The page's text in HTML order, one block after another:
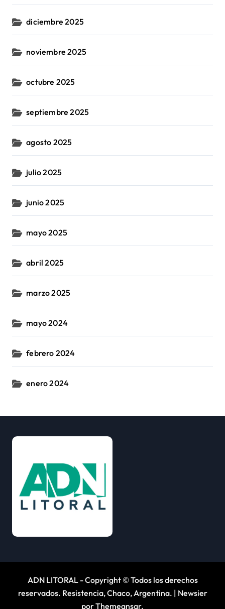
diciembre 2025
noviembre 2025
octubre 2025
septiembre 2025
agosto 2025
julio 2025
junio 2025
mayo 2025
abril 2025
marzo 2025
mayo 2024
febrero 2024
enero 2024
ADN LITORAL - Copyright © Todos los derechos
reservados. Resistencia, Chaco, Argentina. | Newsier
porThemeansar.